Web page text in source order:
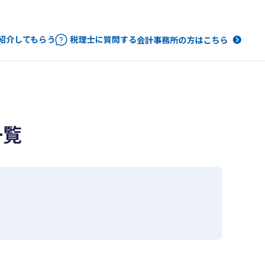
介してもらう 税理士に質問する会計事務所の方はこちら